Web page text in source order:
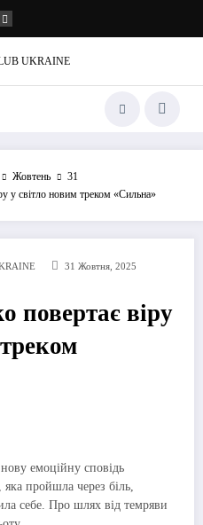
Жовтень
31
у світло новим треком «Сильна»
31 Жовтня, 2025
повертає віру
емоційну сповідь
пройшла через біль,
себе. Про шлях від темряви